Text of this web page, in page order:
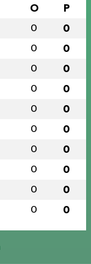
O P
0 0
0 0
0 0
0 0
0 0
0 0
0 0
0 0
0 0
0 0